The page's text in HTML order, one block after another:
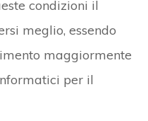
condizioni il
meglio, essendo
maggiormente
per il